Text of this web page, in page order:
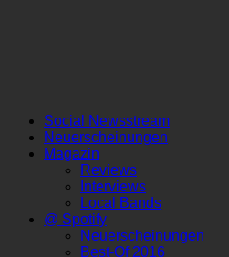
Social Newsstream
Neuerscheinungen
Magazin
Reviews
Interviews
Local Bands
@ Spotify
Neuerscheinungen
Best-Of 2016